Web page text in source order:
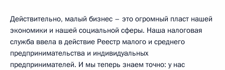
Действительно, малый бизнес – это огромный пласт нашей
экономики и нашей социальной сферы. Наша налоговая
служба ввела в действие Реестр малого и среднего
предпринимательства и индивидуальных
предпринимателей. И мы теперь знаем точно: у нас